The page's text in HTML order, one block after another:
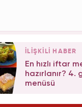
İLİŞKİLİ HABER
En hızlı iftar
hazırlanır? 4.
menüsü